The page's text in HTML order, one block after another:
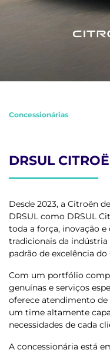
Concessionárias
DRSUL
Desde 2023, a Citroën
DRSUL como DRSUL
toda a força, inovação
tradicionais da
padrão de excelência do
Com um portfólio
genuínas e serviços
oferece atendimento
um time altamente
necessidades de cada
A concessionária está